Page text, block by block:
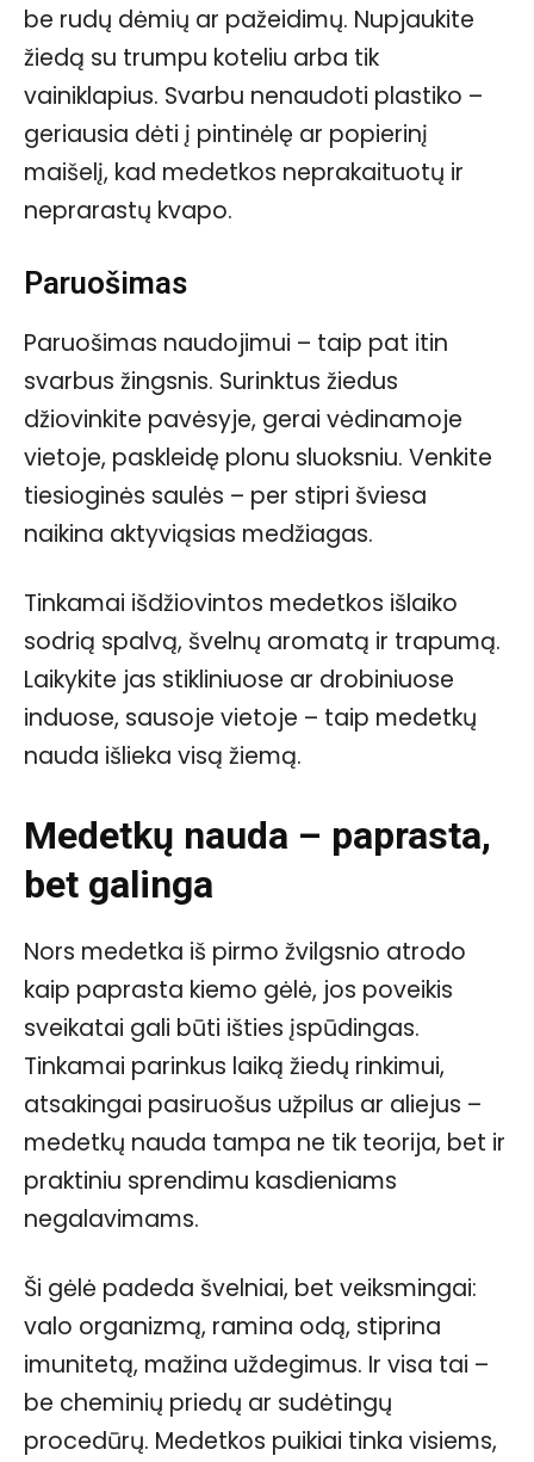
be rudų dėmių ar pažeidimų. Nupjaukite
žiedą su trumpu koteliu arba tik
vainiklapius. Svarbu nenaudoti plastiko –
geriausia dėti į pintinėlę ar popierinį
maišelį, kad medetkos neprakaituotų ir
neprarastų kvapo.
Paruošimas
Paruošimas naudojimui – taip pat itin
svarbus žingsnis. Surinktus žiedus
džiovinkite pavėsyje, gerai vėdinamoje
vietoje, paskleidę plonu sluoksniu. Venkite
tiesioginės saulės – per stipri šviesa
naikina aktyviąsias medžiagas.
Tinkamai išdžiovintos medetkos išlaiko
sodrią spalvą, švelnų aromatą ir trapumą.
Laikykite jas stikliniuose ar drobiniuose
induose, sausoje vietoje – taip medetkų
nauda išlieka visą žiemą.
Medetkų nauda – paprasta,
bet galinga
Nors medetka iš pirmo žvilgsnio atrodo
kaip paprasta kiemo gėlė, jos poveikis
sveikatai gali būti išties įspūdingas.
Tinkamai parinkus laiką žiedų rinkimui,
atsakingai pasiruošus užpilus ar aliejus –
medetkų nauda tampa ne tik teorija, bet ir
praktiniu sprendimu kasdieniams
negalavimams.
Ši gėlė padeda švelniai, bet veiksmingai:
valo organizmą, ramina odą, stiprina
imunitetą, mažina uždegimus. Ir visa tai –
be cheminių priedų ar sudėtingų
procedūrų. Medetkos puikiai tinka visiems,